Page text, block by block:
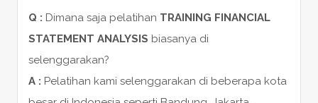
Q : Dimana saja pelatihan TRAINING FINANCIAL
STATEMENT ANALYSIS biasanya di
selenggarakan?
A : Pelatihan kami selenggarakan di beberapa kota